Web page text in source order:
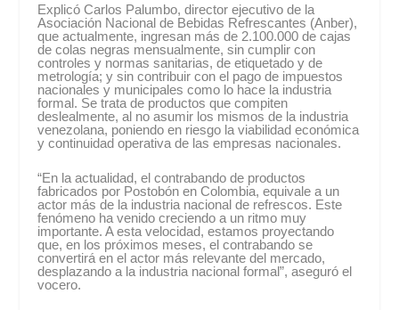
Explicó Carlos Palumbo, director ejecutivo de la
Asociación Nacional de Bebidas Refrescantes (Anber),
que actualmente, ingresan más de 2.100.000 de cajas
de colas negras mensualmente, sin cumplir con
controles y normas sanitarias, de etiquetado y de
metrología; y sin contribuir con el pago de impuestos
nacionales y municipales como lo hace la industria
formal. Se trata de productos que compiten
deslealmente, al no asumir los mismos de la industria
venezolana, poniendo en riesgo la viabilidad económica
y continuidad operativa de las empresas nacionales.
“En la actualidad, el contrabando de productos
fabricados por Postobón en Colombia, equivale a un
actor más de la industria nacional de refrescos. Este
fenómeno ha venido creciendo a un ritmo muy
importante. A esta velocidad, estamos proyectando
que, en los próximos meses, el contrabando se
convertirá en el actor más relevante del mercado,
desplazando a la industria nacional formal”, aseguró el
vocero.